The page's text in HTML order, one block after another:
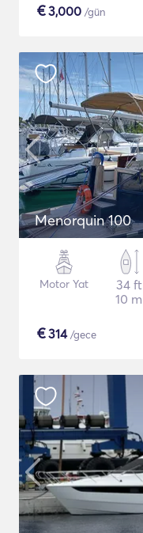
€3,000 /gün
Menorquin 100
Motor Yat
34 ft
10 m
€314/gece